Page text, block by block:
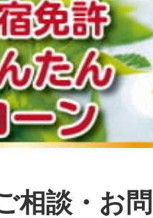
相談・お